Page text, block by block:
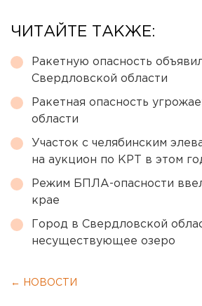
ЧИТАЙТЕ ТАКЖЕ:
Ракетную опасность
Свердловской области
Ракетная опасность
области
Участок с челябинским
на аукцион по КРТ в этом
Режим БПЛА-опасности
крае
Город в Свердловской
несуществующее озеро
← НОВОСТИ